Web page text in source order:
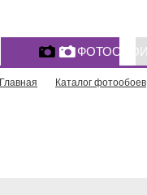
Главная Каталог фотообоев